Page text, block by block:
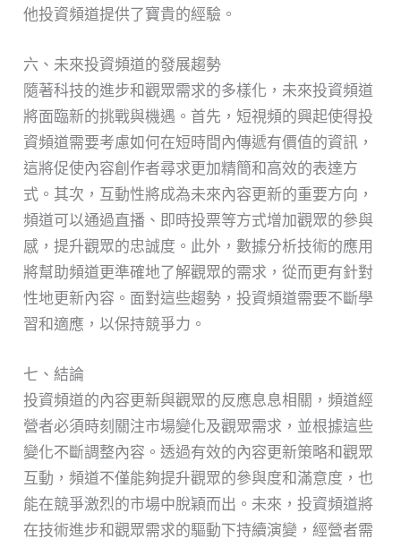
他投資頻道提供了寶貴的經驗。
六、未來投資頻道的發展趨勢
隨著科技的進步和觀眾需求的多樣化，未來投資頻道
將面臨新的挑戰與機遇。首先，短視頻的興起使得投
資頻道需要考慮如何在短時間內傳遞有價值的資訊，
這將促使內容創作者尋求更加精簡和高效的表達方
式。其次，互動性將成為未來內容更新的重要方向，
頻道可以通過直播、即時投票等方式增加觀眾的參與
感，提升觀眾的忠誠度。此外，數據分析技術的應用
將幫助頻道更準確地了解觀眾的需求，從而更有針對
性地更新內容。面對這些趨勢，投資頻道需要不斷學
習和適應，以保持競爭力。
七、結論
投資頻道的內容更新與觀眾的反應息息相關，頻道經
營者必須時刻關注市場變化及觀眾需求，並根據這些
變化不斷調整內容。透過有效的內容更新策略和觀眾
互動，頻道不僅能夠提升觀眾的參與度和滿意度，也
能在競爭激烈的市場中脫穎而出。未來，投資頻道將
在技術進步和觀眾需求的驅動下持續演變，經營者需